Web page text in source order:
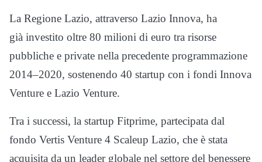
La Regione Lazio, attraverso Lazio Innova, ha
già investito oltre 80 milioni di euro tra risorse
pubbliche e private nella precedente programmazione
2014–2020, sostenendo 40 startup con i fondi Innova
Venture e Lazio Venture.
Tra i successi, la startup Fitprime, partecipata dal
fondo Vertis Venture 4 Scaleup Lazio, che è stata
acquisita da un leader globale nel settore del benessere